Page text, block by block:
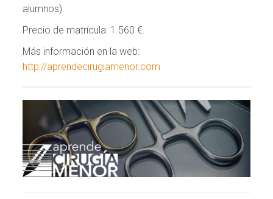
alumnos).
Precio de matrícula: 1.560 €.
Más información en la web:
http://aprendecirugiamenor.com